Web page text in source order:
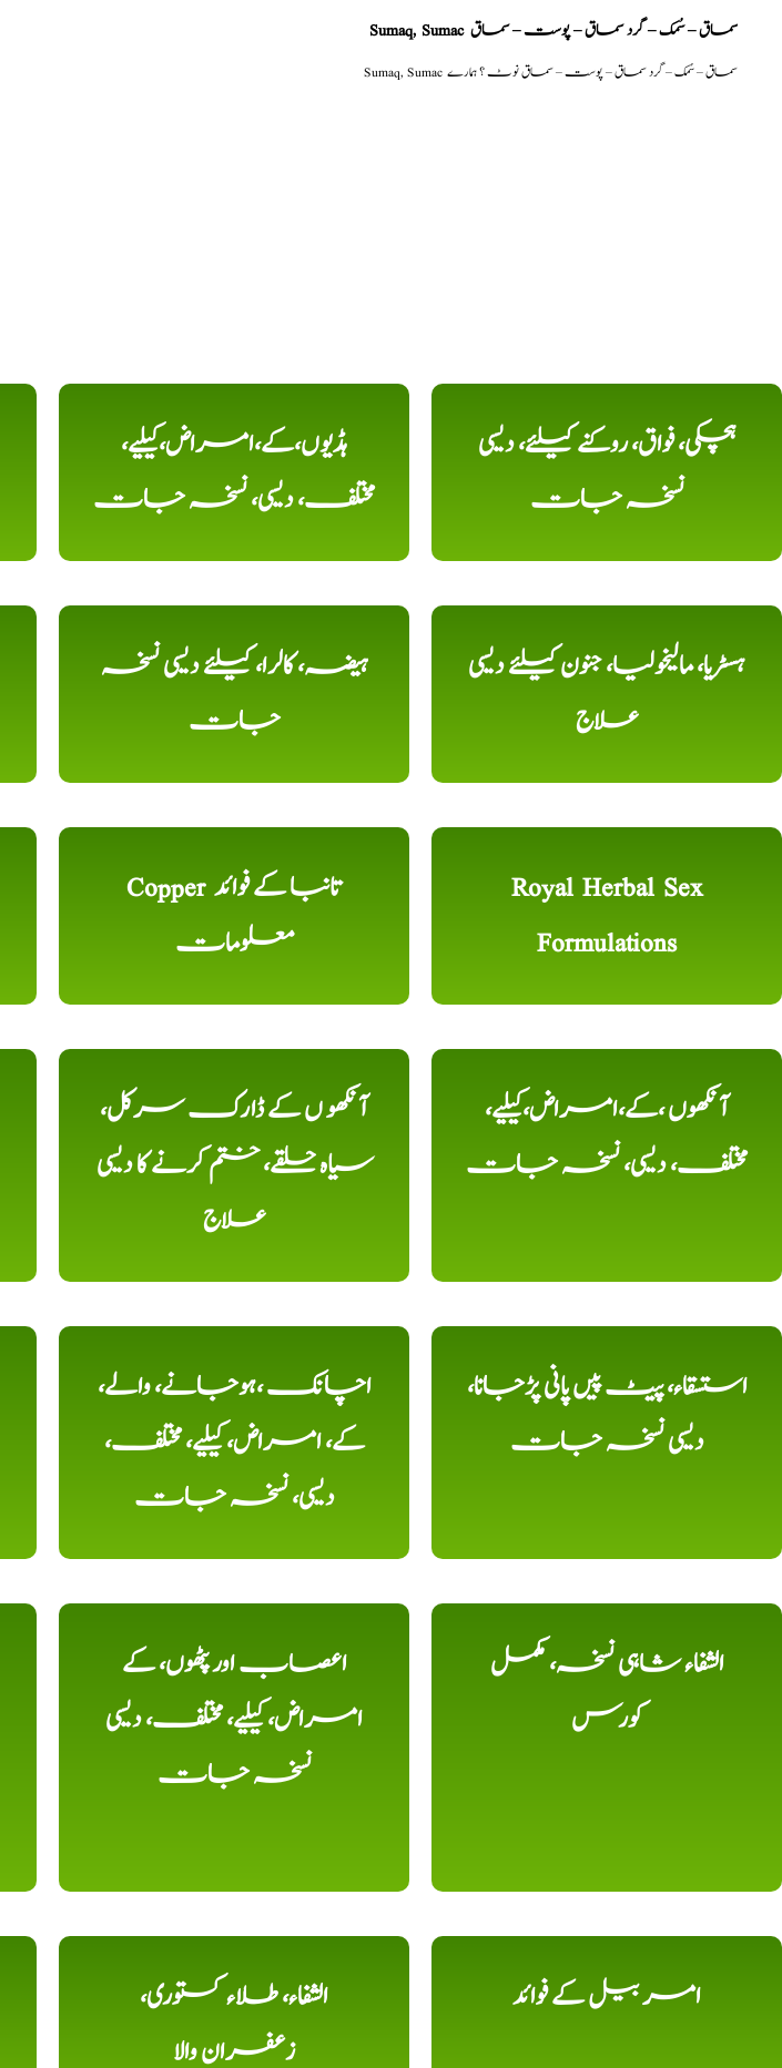
Sumaq, Sumac سماق – سُمک – گرد سماق – پوست – سماق
Sumaq, Sumac سماق – سُمک – گرد سماق – پوست – سماق نوٹ ؟ ہمارے
ہڈیوں،کے،امراض،کیلیے،
مختلف، دیسی، نسخہ جات
ہچکی، فواق، روکنے کیلئے، دیسی
نسخہ جات
ہیضہ، کالرا، کیلئے دیسی نسخہ
جات
ہسٹریا، مالیخولیا، جنون کیلئے دیسی
علاج
Copper تانبا کے فوائد
معلومات
Royal Herbal Sex
Formulations
آنکھو ں کے ڈارک سرکل،
سیاہ حلقے، ختم کرنے کا دیسی
علاج
آنکھوں ،کے،امراض،کیلیے،
مختلف، دیسی، نسخہ جات
اچانک ،ہوجانے، والے،
کے، امراض، کیلیے، مختلف،
دیسی، نسخہ جات
استسقاء، پیٹ پیں پانی پڑجانا،
دیسی نسخہ جات
اعصاب اور پٹھوں، کے
امراض، کیلیے، مختلف، دیسی
نسخہ جات
الشفاء شاہی نسخہ، مکمل
کورس
الشفاء، طلاء کستوری،
زعفران والا
امر بیل کے فوائد